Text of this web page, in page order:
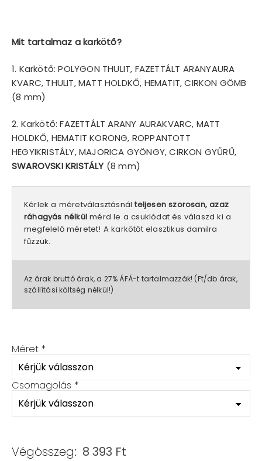
Mit tartalmaz a karkötő?
1. Karkötő: POLYGON THULIT, FAZETTÁLT ARANYAURA
KVARC, THULIT, MATT HOLDKŐ, HEMATIT, CIRKON GÖMB
(8 mm)
2. Karkötő: FAZETTÁLT ARANY AURAKVARC, MATT
HOLDKŐ, HEMATIT KORONG, ROPPANTOTT
HEGYIKRISTÁLY, MAJORICA GYÖNGY, CIRKON GYŰRŰ,
SWAROVSKI KRISTÁLY(8 mm)
Kérlek a méretválasztásnálteljesen szorosan, azaz
ráhagyás nélkül mérd le a csuklódat és válaszd ki a
megfelelő méretet! A karkötőt elasztikus damilra
fűzzük.
Az árak bruttó árak, a 27% ÁFÁ-t tartalmazzák! (Ft/db árak,
szállítási költség nélkül!)
Méret *
Csomagolás *
Végösszeg: 8 393 Ft